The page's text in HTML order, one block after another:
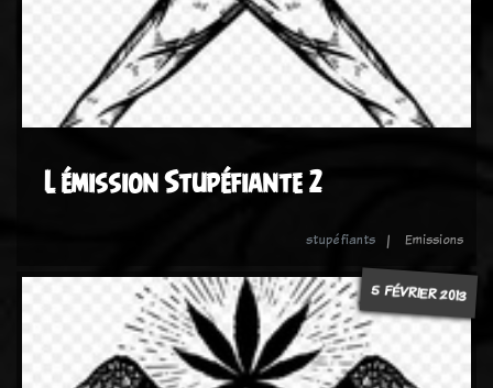
L émission Stupéfiante 2
stupéfiants Emissions
5 FÉVRIER 2013